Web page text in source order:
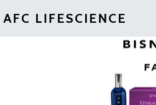
LIFESCIENCE